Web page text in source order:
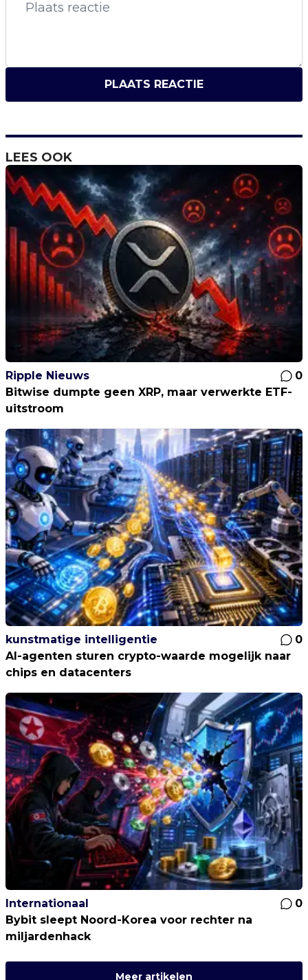
PLAATS REACTIE
LEES OOK
Ripple Nieuws
0
Bitwise dumpte geen XRP, maar verwerkte ETF-
uitstroom
kunstmatige intelligentie
0
AI-agenten sturen crypto-waarde mogelijk naar
chips en datacenters
Internationaal
0
Bybit sleept Noord-Korea voor rechter na
miljardenhack
Meer artikelen